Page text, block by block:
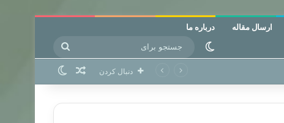
ارسال مقاله درباره ما
تغییر پوسته
برای دنبال کردن نوشته تصادفی